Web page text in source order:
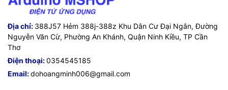
Địa chỉ: 388J57 Hẻm 388j-388z Khu Dân Cư Đại Ngân, Đường
Nguyễn Văn Cừ, Phường An Khánh, Quận Ninh Kiều, TP Cần
Thơ
Điện thoại:0354545185
Email:dohoangminh006@gmail.com